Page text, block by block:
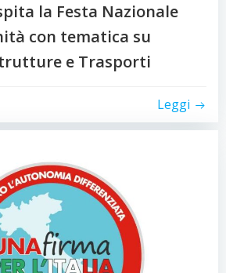
la Festa Nazionale
con tematica su
e Trasporti
Leggi